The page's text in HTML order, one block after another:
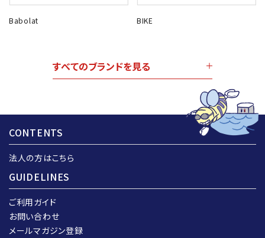
Babolat BIKE
すべてのブランドを見る
CONTENTS
法人の方はこちら
GUIDELINES
ご利用ガイド
お問い合わせ
メールマガジン登録